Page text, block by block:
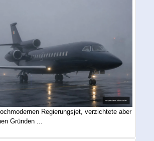
Regierungsjet, verzichtete aber
Gründen ...